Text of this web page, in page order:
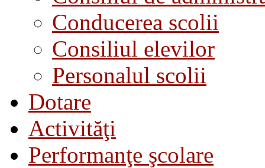
Conducerea scolii
Consiliul elevilor
Personalul scolii
Dotare
Activităţi
Performanţe şcolare